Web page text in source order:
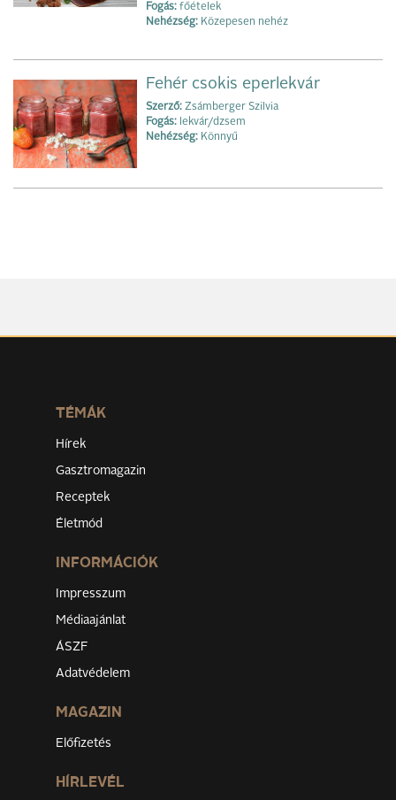
Fogás: főételek
Nehézség: Közepesen nehéz
Fehér csokis eperlekvár
Szerző: Zsámberger Szilvia
Fogás: lekvár/dzsem
Nehézség: Könnyű
TÉMÁK
Hírek
Gasztromagazin
Receptek
Életmód
INFORMÁCIÓK
Impresszum
Médiaajánlat
ÁSZF
Adatvédelem
MAGAZIN
Előfizetés
HÍRLEVÉL